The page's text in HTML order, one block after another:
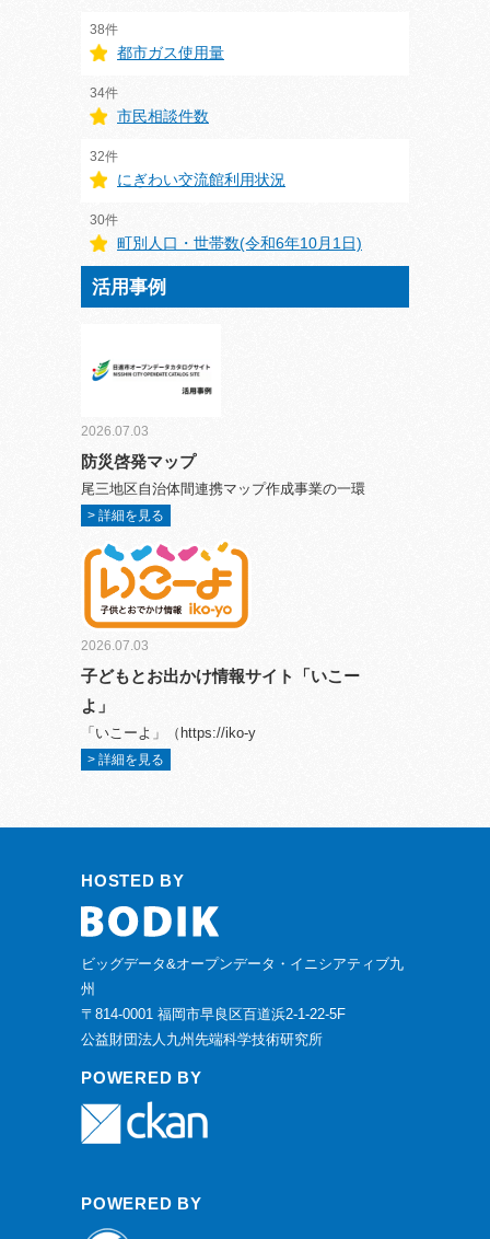
38件
都市ガス使用量
34件
市民相談件数
32件
にぎわい交流館利用状況
30件
町別人口・世帯数(令和6年10月1日)
活用事例
2026.07.03
防災啓発マップ
尾三地区自治体間連携マップ作成事業の一環
> 詳細を見る
2026.07.03
子どもとお出かけ情報サイト「いこー
よ」
「いこーよ」（https://iko-y
> 詳細を見る
HOSTED BY
ビッグデータ&オープンデータ・イニシアティブ九
州
〒814-0001 福岡市早良区百道浜2-1-22-5F
公益財団法人九州先端科学技術研究所
POWERED BY
POWERED BY